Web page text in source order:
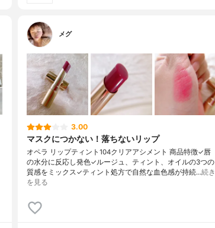
メグ
3.00
マスクにつかない！落ちないリップ
オペラ リップティント104クリアアシメント 商品特徴✓唇
の水分に反応し発色✓ルージュ、ティント、オイルの3つの
質感をミックス✓ティント処方で自然な血色感が持続…続き
を見る